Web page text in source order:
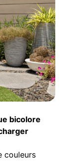
bicolore
couleurs